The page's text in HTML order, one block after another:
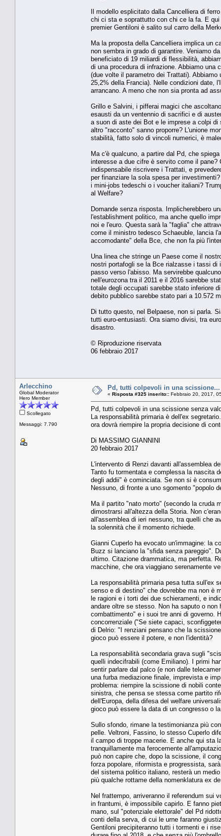
Il modello esplicitato dalla Cancelliera di
chi ci sta e soprattutto con chi ce la fa. E
premier Gentiloni è salito sul carro della
Ma la proposta della Cancelliera implica un
non sembra in grado di garantire. Veniamo
beneficiato di 19 miliardi di flessibilità,
di una procedura di infrazione. Abbiamo
(due volte il parametro dei Trattati).
25,2% della Francia). Nelle condizioni date,
arrancano. A meno che non sia pronta ad
Grillo e Salvini, i pifferai magici che
esausti da un ventennio di sacrifici e di
a suon di aste dei Bot e le imprese a colpi
altro "racconto" sanno proporre? L'unione
stabilità, fatto solo di vincoli numerici, è
Ma c'è qualcuno, a partire dal Pd, che
interesse a due cifre è servito come il
indispensabile riscrivere i Trattati, e
per finanziare la sola spesa per
i mini-jobs tedeschi o i voucher italiani?
al Welfare?
Domande senza risposta. Implicherebbero
l'establishment politico, ma anche quello
noi e l'euro. Questa sarà la "faglia" che
come il ministro tedesco Schaeuble, lancia
accomodante" della Bce, che non fa più
Una linea che stringe un Paese come il
nostri portafogli se la Bce rialzasse i tassi di
passo verso l'abisso. Ma servirebbe
nell'eurozona tra il 2011 e il 2016 sarebbe
totale degli occupati sarebbe stato inferiore
debito pubblico sarebbe stato pari a 10.572
Di tutto questo, nel Belpaese, non si parla.
tutti euro-entusiasti. Ora siamo divisi, tra
disastro.
© Riproduzione riservata
06 febbraio 2017
Arlecchino
Global Moderator
Hero Member
Scollegato
Messaggi: 7.790
Pd, tutti colpevoli in una scissione...
« Risposta #325 inserito:: Febbraio 20, 2017,
Pd, tutti colpevoli in una scissione senza
La responsabilità primaria è dell'ex
ora dovrà riempire la propria decisione di
Di MASSIMO GIANNINI
20 febbraio 2017
L'intervento di Renzi davanti all'assemblea
Tanto fu tormentata e complessa la nascita
degli addii" è cominciata. Se non si è
Nessuno, di fronte a uno sgomento "popolo
Ma il partito "nato morto" (secondo la cruda
dimostrarsi all'altezza della Storia. Non
all'assemblea di ieri nessuno, tra quelli che
la solennità che il momento richiede.
Gianni Cuperlo ha evocato un'immagine: la
Buzz si lanciano la "sfida senza pareggio".
ultimo. Citazione drammatica, ma perfetta.
macchine, che ora viaggiano serenamente
La responsabilità primaria pesa tutta sull'ex
senso e di destino" che dovrebbe ma non è
le ragioni e i torti dei due schieramenti, e
andare oltre se stesso. Non ha saputo o
combattimento" e i suoi tre anni di governo.
concorrenziale ("Se siete capaci,
di Delrio: "I renziani pensano che la
gioco può essere il potere, e non l'identità?
La responsabilità secondaria grava sugli
quelli indecifrabili (come Emiliano). I primi
sentir parlare dal palco (e non dalle
una furba mediazione finale, imprevista e
problema: riempire la scissione di nobili
sinistra, che pensa se stessa come partito
dell'Europa, della difesa del welfare
gioco può essere la data di un congresso o
Sullo sfondo, rimane la testimonianza più
pelle. Veltroni, Fassino, lo stesso Cuperlo
il campo di troppe macerie. E anche qui sta
tranquillamente ma ferocemente
può non capire che, dopo la scissione, il
forza popolare, riformista e progressista,
del sistema politico italiano, resterà un
più qualche rottame della nomenklatura ex
Nel frattempo, arriveranno il referendum sui
in frantumi, è impossibile capirlo. E fanno
mano, sul "potenziale elettorale" del Pd
conti della serva, di cui le urne faranno
Gentiloni precipiteranno tutti i tormenti e i